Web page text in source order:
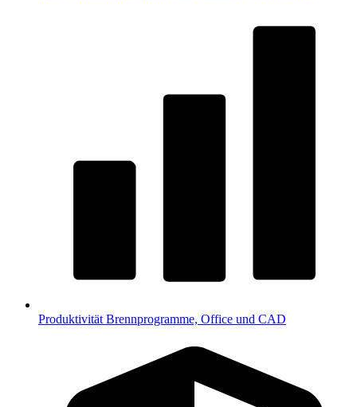
Produktivität Brennprogramme, Office und CAD